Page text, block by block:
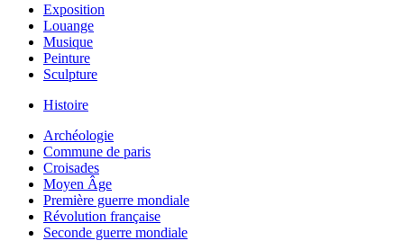
Exposition
Louange
Musique
Peinture
Sculpture
Histoire
Archéologie
Commune de paris
Croisades
Moyen Âge
Première guerre mondiale
Révolution française
Seconde guerre mondiale